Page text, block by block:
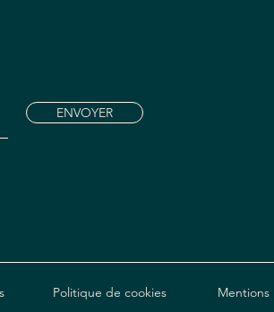
ENVOYER
Politique de cookies Mentions